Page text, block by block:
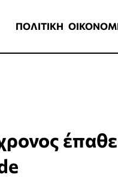
ΠΟΛΙΤΙΚΗ